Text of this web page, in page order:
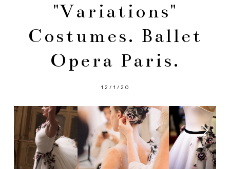
"Variations"
Costumes. Ballet
Opera Paris.
12/1/20